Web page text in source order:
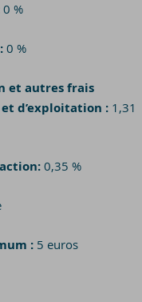
0 %
:0 %
et autres frais
d’exploitation :1,31
0,35 %
:5 euros